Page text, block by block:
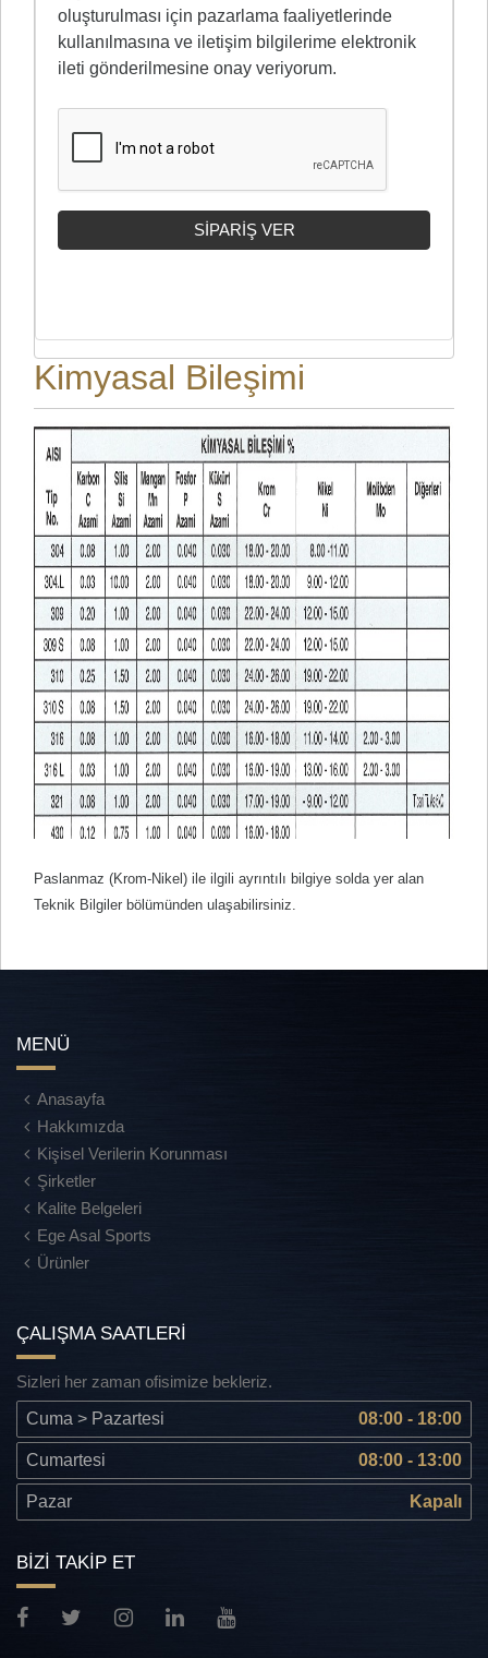
oluşturulması için pazarlama faaliyetlerinde
kullanılmasına ve iletişim bilgilerime elektronik
ileti gönderilmesine onay veriyorum.
Kimyasal Bileşimi
Paslanmaz (Krom-Nikel) ile ilgili ayrıntılı bilgiye solda yer alan
Teknik Bilgiler bölümünden ulaşabilirsiniz.
MENÜ
Anasayfa
Hakkımızda
Kişisel Verilerin Korunması
Şirketler
Kalite Belgeleri
Ege Asal Sports
Ürünler
ÇALIŞMA SAATLERİ
Sizleri her zaman ofisimize bekleriz.
Cuma > Pazartesi
08:00 - 18:00
Cumartesi 08:00 - 13:00
Pazar Kapalı
BİZİ TAKİP ET